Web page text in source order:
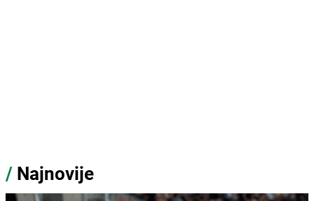
/ Najnovije